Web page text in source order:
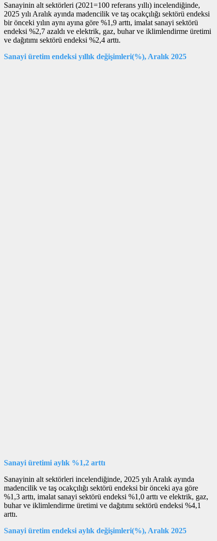
Sanayinin alt sektörleri (2021=100 referans yıllı) incelendiğinde,
2025 yılı Aralık ayında madencilik ve taş ocakçılığı sektörü endeksi
bir önceki yılın aynı ayına göre %1,9 arttı, imalat sanayi sektörü
endeksi %2,7 azaldı ve elektrik, gaz, buhar ve iklimlendirme üretimi
ve dağıtımı sektörü endeksi %2,4 arttı.
Sanayi üretim endeksi yıllık değişimleri(%), Aralık 2025
Sanayi üretimi aylık %1,2 arttı
Sanayinin alt sektörleri incelendiğinde, 2025 yılı Aralık ayında
madencilik ve taş ocakçılığı sektörü endeksi bir önceki aya göre
%1,3 arttı, imalat sanayi sektörü endeksi %1,0 arttı ve elektrik, gaz,
buhar ve iklimlendirme üretimi ve dağıtımı sektörü endeksi %4,1
arttı.
Sanayi üretim endeksi aylık değişimleri(%), Aralık 2025